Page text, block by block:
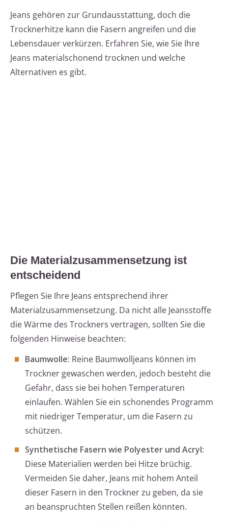
Jeans gehören zur Grundausstattung, doch die
Trocknerhitze kann die Fasern angreifen und die
Lebensdauer verkürzen. Erfahren Sie, wie Sie Ihre
Jeans materialschonend trocknen und welche
Alternativen es gibt.
Die Materialzusammensetzung ist
entscheidend
Pflegen Sie Ihre Jeans entsprechend ihrer
Materialzusammensetzung. Da nicht alle Jeansstoffe
die Wärme des Trockners vertragen, sollten Sie die
folgenden Hinweise beachten:
Baumwolle: Reine Baumwolljeans können im
Trockner gewaschen werden, jedoch besteht die
Gefahr, dass sie bei hohen Temperaturen
einlaufen. Wählen Sie ein schonendes Programm
mit niedriger Temperatur, um die Fasern zu
schützen.
Synthetische Fasern wie Polyester und Acryl:
Diese Materialien werden bei Hitze brüchig.
Vermeiden Sie daher, Jeans mit hohem Anteil
dieser Fasern in den Trockner zu geben, da sie
an beanspruchten Stellen reißen könnten.